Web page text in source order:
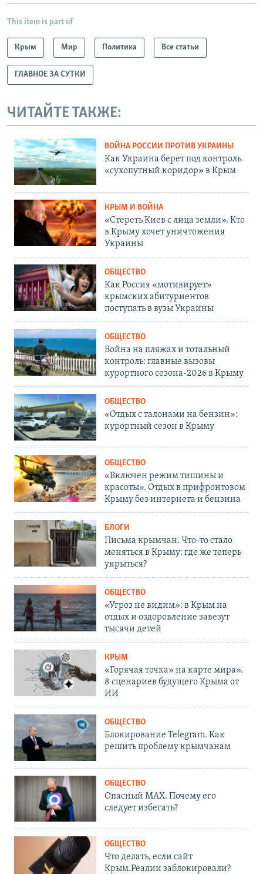
This item is part of
Крым Мир Политика Все статьи
ГЛАВНОЕ ЗА СУТКИ
ЧИТАЙТЕ ТАКЖЕ:
ВОЙНА РОССИИ ПРОТИВ УКРАИНЫ
Как Украина берет под контроль
«сухопутный коридор» в Крым
КРЫМ И ВОЙНА
«Стереть Киев с лица земли». Кто
в Крыму хочет уничтожения
Украины
ОБЩЕСТВО
Как Россия «мотивирует»
крымских абитуриентов
поступать в вузы Украины
ОБЩЕСТВО
Война на пляжах и тотальный
контроль: главные вызовы
курортного сезона-2026 в Крыму
ОБЩЕСТВО
«Отдых с талонами на бензин»:
курортный сезон в Крыму
ОБЩЕСТВО
«Включен режим тишины и
красоты». Отдых в прифронтовом
Крыму без интернета и бензина
БЛОГИ
Письма крымчан. Что-то стало
меняться в Крыму: где же теперь
укрыться?
ОБЩЕСТВО
«Угроз не видим»: в Крым на
отдых и оздоровление завезут
тысячи детей
КРЫМ
«Горячая точка» на карте мира».
8 сценариев будущего Крыма от
ИИ
ОБЩЕСТВО
Блокирование Telegram. Как
решить проблему крымчанам
ОБЩЕСТВО
Опасный MAX. Почему его
следует избегать?
ОБЩЕСТВО
Что делать, если сайт
Крым.Реалии заблокировали?